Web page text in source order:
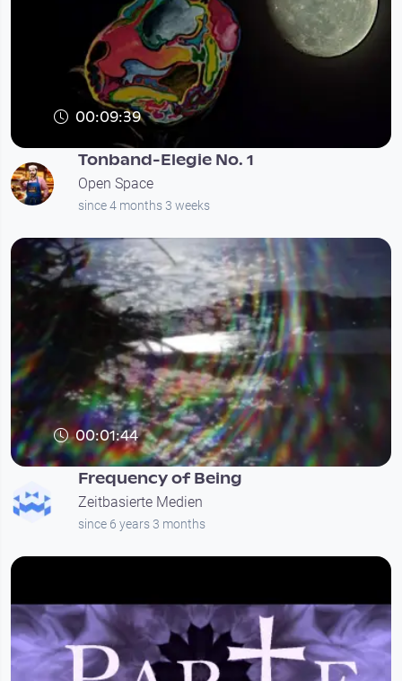
00:09:39
Tonband-Elegie No. 1
Open Space
since 4 months 3 weeks
00:01:44
Frequency of Being
Zeitbasierte Medien
since 6 years 3 months